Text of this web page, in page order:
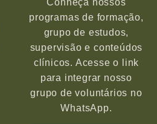
programas de formação,
grupo de estudos,
supervisão e conteúdos
clínicos. Acesse o link
para integrar nosso
grupo de voluntários no
WhatsApp.